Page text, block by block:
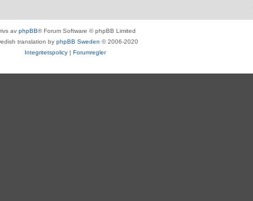
av phpBB® Forum Software © phpBB Limited
translation by phpBB Sweden © 2006-2020
Integritetspolicy | Forumregler